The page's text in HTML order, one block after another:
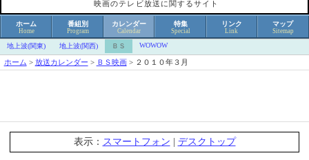
映画のテレビ放送に関するサイト
ホーム
Home
番組別
Program
カレンダー
Calendar
特集
Special
リンク
Link
マップ
Sitemap
地上波(関東) 地上波(関西) ＢＳ WOWOW
ホーム > 放送カレンダー > ＢＳ映画> ２０１０年３月
表示： スマートフォン デスクトップ